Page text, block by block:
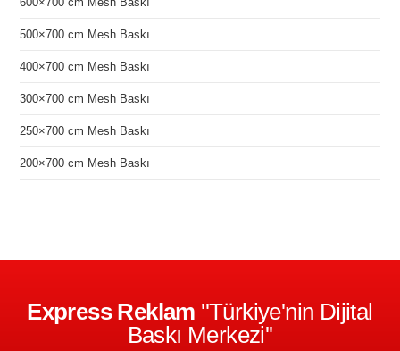
500×700 cm Mesh Baskı
400×700 cm Mesh Baskı
300×700 cm Mesh Baskı
250×700 cm Mesh Baskı
200×700 cm Mesh Baskı
Express Reklam ''Türkiye'nin Dijital
Baskı Merkezi''